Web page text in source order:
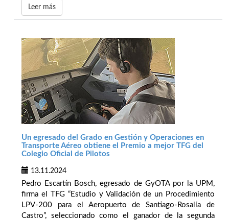
Leer más
Un egresado del Grado en Gestión y Operaciones en
Transporte Aéreo obtiene el Premio a mejor TFG del
Colegio Oficial de Pilotos
13.11.2024
Pedro Escartín Bosch, egresado de GyOTA por la UPM,
firma el TFG “Estudio y Validación de un Procedimiento
LPV-200 para el Aeropuerto de Santiago-Rosalía de
Castro”, seleccionado como el ganador de la segunda